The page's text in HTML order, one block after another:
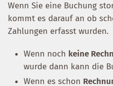
Wenn Sie eine Buchung
kommt es darauf an ob
Zahlungen erfasst wurden.
Wenn noch keine
wurde dann kann die
Wenn es schon